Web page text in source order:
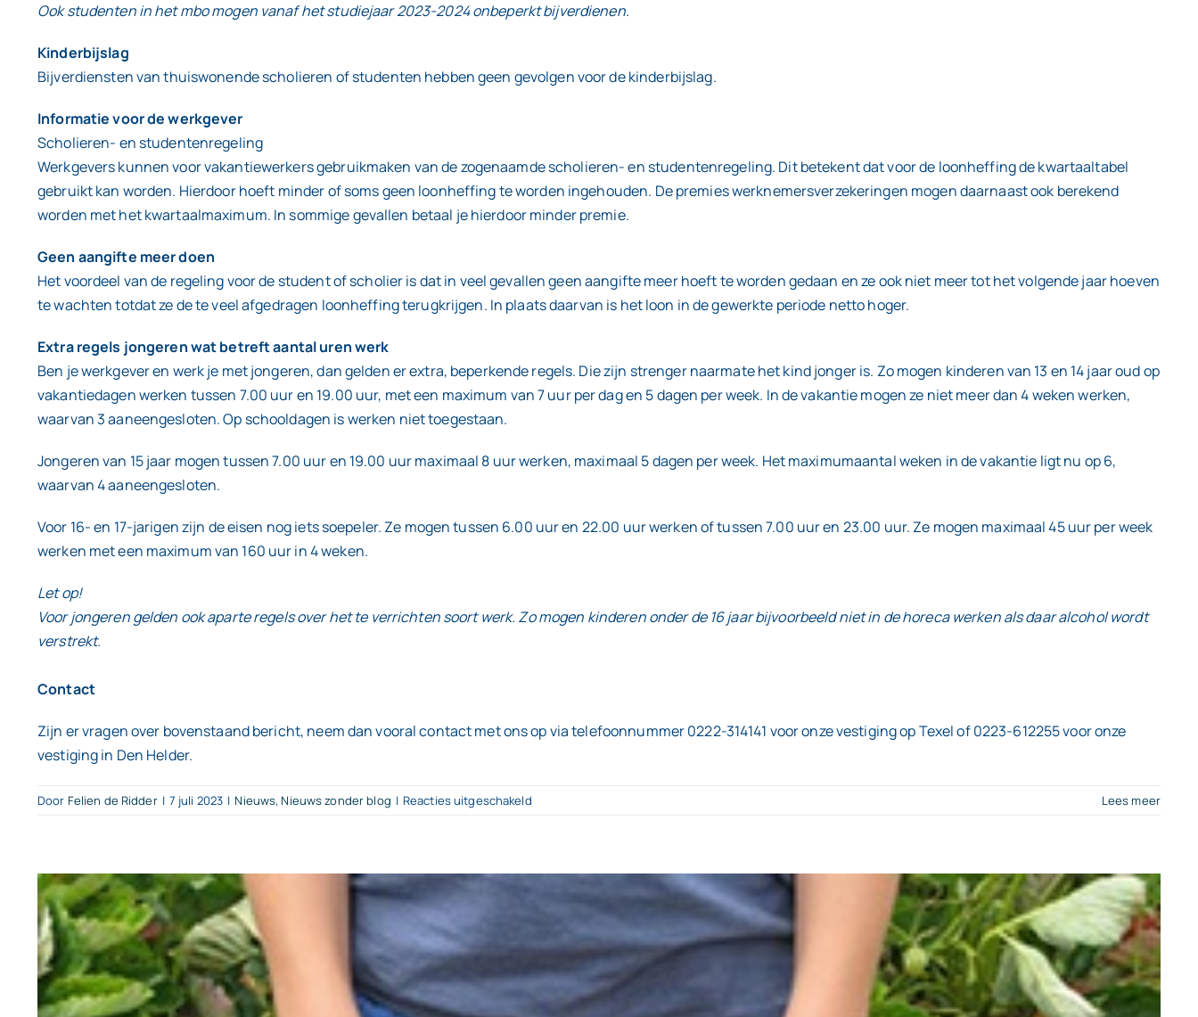
Ook studenten in het mbo mogen vanaf het studiejaar 2023-2024 onbeperkt bijverdienen.
Kinderbijslag
Bijverdiensten van thuiswonende scholieren of studenten hebben geen gevolgen voor de kinderbijslag.
Informatie voor de werkgever
Scholieren- en studentenregeling
Werkgevers kunnen voor vakantiewerkers gebruikmaken van de zogenaamde scholieren- en studentenregeling. Dit betekent dat voor de loonheffing de kwartaaltabel
gebruikt kan worden. Hierdoor hoeft minder of soms geen loonheffing te worden ingehouden. De premies werknemersverzekeringen mogen daarnaast ook berekend
worden met het kwartaalmaximum. In sommige gevallen betaal je hierdoor minder premie.
Geen aangifte meer doen
Het voordeel van de regeling voor de student of scholier is dat in veel gevallen geen aangifte meer hoeft te worden gedaan en ze ook niet meer tot het volgende jaar hoeven
te wachten totdat ze de te veel afgedragen loonheffing terugkrijgen. In plaats daarvan is het loon in de gewerkte periode netto hoger.
Extra regels jongeren wat betreft aantal uren werk
Ben je werkgever en werk je met jongeren, dan gelden er extra, beperkende regels. Die zijn strenger naarmate het kind jonger is. Zo mogen kinderen van 13 en 14 jaar oud op
vakantiedagen werken tussen 7.00 uur en 19.00 uur, met een maximum van 7 uur per dag en 5 dagen per week. In de vakantie mogen ze niet meer dan 4 weken werken,
waarvan 3 aaneengesloten. Op schooldagen is werken niet toegestaan.
Jongeren van 15 jaar mogen tussen 7.00 uur en 19.00 uur maximaal 8 uur werken, maximaal 5 dagen per week. Het maximumaantal weken in de vakantie ligt nu op 6,
waarvan 4 aaneengesloten.
Voor 16- en 17-jarigen zijn de eisen nog iets soepeler. Ze mogen tussen 6.00 uur en 22.00 uur werken of tussen 7.00 uur en 23.00 uur. Ze mogen maximaal 45 uur per week
werken met een maximum van 160 uur in 4 weken.
Let op!
Voor jongeren gelden ook aparte regels over het te verrichten soort werk. Zo mogen kinderen onder de 16 jaar bijvoorbeeld niet in de horeca werken als daar alcohol wordt
verstrekt.
Contact
Zijn er vragen over bovenstaand bericht, neem dan vooral contact met ons op via telefoonnummer 0222-314141 voor onze vestiging op Texel of 0223-612255 voor onze
vestiging in Den Helder.
Door Felien de Ridder | 7 juli 2023 | Nieuws,Nieuws zonder blog | Reacties uitgeschakeldvoor
Vakantiewerk
of
bijbaantje
Lees meer